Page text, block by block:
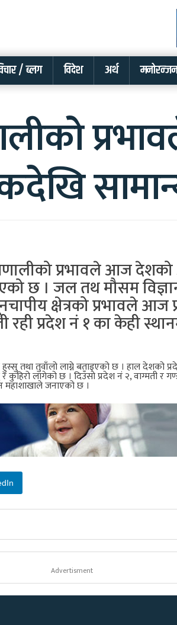
/ ब्लग विदेश अर्थ
प्रभावले आज
छ । जल तथ मौसम
क्षेत्रको प्रभावले आज
प्रदेश नं १ का केही
तथा तुवाँलो लाग्ने बताइएको छ । हाल देशको
लागेको छ । दिउँसो प्रदेश नं २, वाग्मती र
महाशाखाले जनाएको छ ।
Advertisment